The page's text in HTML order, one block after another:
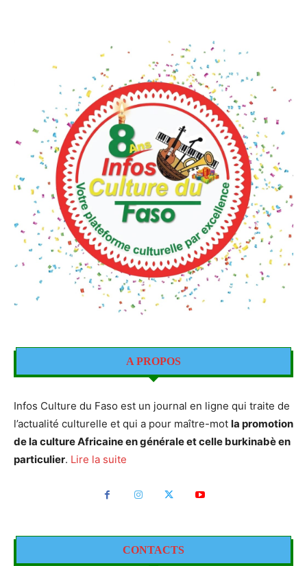
A PROPOS
Infos Culture du Faso est un journal en ligne qui traite de
l’actualité culturelle et qui a pour maître-mot la promotion
de la culture Africaine en générale et celle burkinabè en
particulier. Lire la suite
CONTACTS